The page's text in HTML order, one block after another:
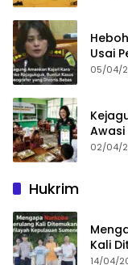
Usai
05/04/
Awasi
02/04/
Hukrim
Kali
14/04/